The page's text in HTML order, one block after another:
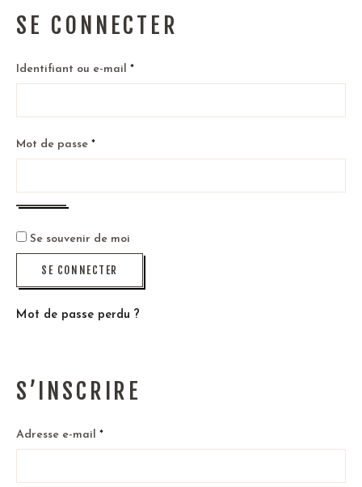
SE CONNECTER
Identifiant ou e-mail*Obligatoire
Mot de passe*Obligatoire
Se souvenir de moi
SE CONNECTER
Mot de passe perdu ?
S’INSCRIRE
Adresse e-mail*Obligatoire